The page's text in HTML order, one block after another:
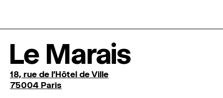
Le Marais
18, rue de l'Hôtel de Ville
75004 Paris